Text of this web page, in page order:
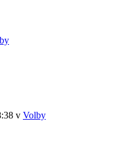
v Volby